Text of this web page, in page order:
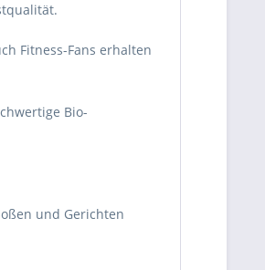
Fitness-Fans erhalten
Bio-
und Gerichten